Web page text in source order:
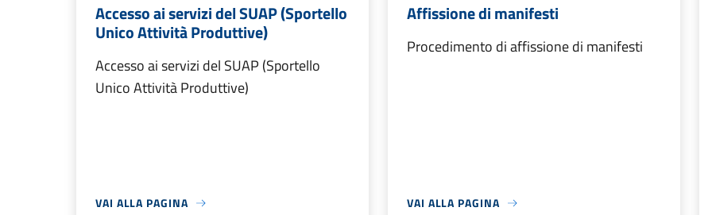
Accesso ai servizi del SUAP (Sportello
Unico Attività Produttive)
Accesso ai servizi del SUAP (Sportello
Unico Attività Produttive)
VAI ALLA PAGINA
Affissione di manifesti
Procedimento di affissione di manifesti
VAI ALLA PAGINA